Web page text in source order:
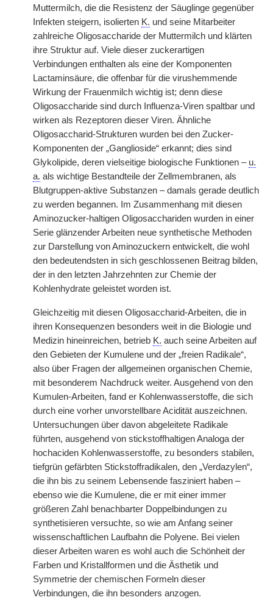
Muttermilch, die die Resistenz der Säuglinge gegenüber
Infekten steigern, isolierten K. und seine Mitarbeiter
zahlreiche Oligosaccharide der Muttermilch und klärten
ihre Struktur auf. Viele dieser zuckerartigen
Verbindungen enthalten als eine der Komponenten
Lactaminsäure, die offenbar für die virushemmende
Wirkung der Frauenmilch wichtig ist; denn diese
Oligosaccharide sind durch Influenza-Viren spaltbar und
wirken als Rezeptoren dieser Viren. Ähnliche
Oligosaccharid-Strukturen wurden bei den Zucker-
Komponenten der „Ganglioside“ erkannt; dies sind
Glykolipide, deren vielseitige biologische Funktionen – u.
a. als wichtige Bestandteile der Zellmembranen, als
Blutgruppen-aktive Substanzen – damals gerade deutlich
zu werden begannen. Im Zusammenhang mit diesen
Aminozucker-haltigen Oligosacchariden wurden in einer
Serie glänzender Arbeiten neue synthetische Methoden
zur Darstellung von Aminozuckern entwickelt, die wohl
den bedeutendsten in sich geschlossenen Beitrag bilden,
der in den letzten Jahrzehnten zur Chemie der
Kohlenhydrate geleistet worden ist.
Gleichzeitig mit diesen Oligosaccharid-Arbeiten, die in
ihren Konsequenzen besonders weit in die Biologie und
Medizin hineinreichen, betrieb K. auch seine Arbeiten auf
den Gebieten der Kumulene und der „freien Radikale“,
also über Fragen der allgemeinen organischen Chemie,
mit besonderem Nachdruck weiter. Ausgehend von den
Kumulen-Arbeiten, fand er Kohlenwasserstoffe, die sich
durch eine vorher unvorstellbare Acidität auszeichnen.
Untersuchungen über davon abgeleitete Radikale
führten, ausgehend von stickstoffhaltigen Analoga der
hochaciden Kohlenwasserstoffe, zu besonders stabilen,
tiefgrün gefärbten Stickstoffradikalen, den „Verdazylen“,
die ihn bis zu seinem Lebensende fasziniert haben –
ebenso wie die Kumulene, die er mit einer immer
größeren Zahl benachbarter Doppelbindungen zu
synthetisieren versuchte, so wie am Anfang seiner
wissenschaftlichen Laufbahn die Polyene. Bei vielen
dieser Arbeiten waren es wohl auch die Schönheit der
Farben und Kristallformen und die Ästhetik und
Symmetrie der chemischen Formeln dieser
Verbindungen, die ihn besonders anzogen.